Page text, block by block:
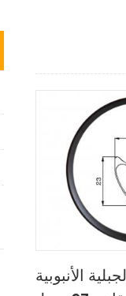
الأنبوبية